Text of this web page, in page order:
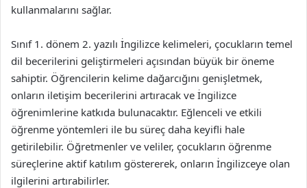
kullanmalarını sağlar.
Sınıf 1. dönem 2. yazılı İngilizce kelimeleri, çocukların temel
dil becerilerini geliştirmeleri açısından büyük bir öneme
sahiptir. Öğrencilerin kelime dağarcığını genişletmek,
onların iletişim becerilerini artıracak ve İngilizce
öğrenimlerine katkıda bulunacaktır. Eğlenceli ve etkili
öğrenme yöntemleri ile bu süreç daha keyifli hale
getirilebilir. Öğretmenler ve veliler, çocukların öğrenme
süreçlerine aktif katılım göstererek, onların İngilizceye olan
ilgilerini artırabilirler.